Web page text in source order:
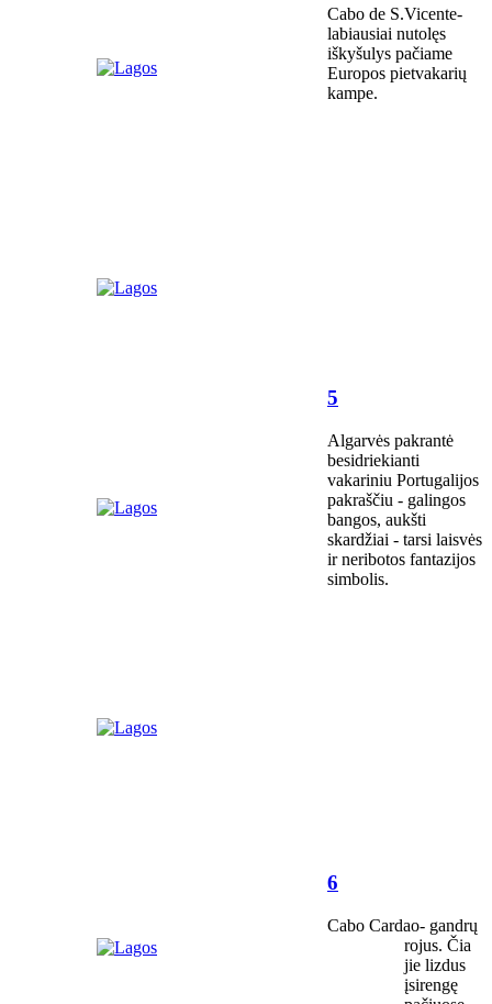
Cabo de S.Vicente-
labiausiai nutolęs
iškyšulys pačiame
Europos pietvakarių
kampe.
5
Algarvės pakrantė
besidriekianti
vakariniu Portugalijos
pakraščiu - galingos
bangos, aukšti
skardžiai - tarsi laisvės
ir neribotos fantazijos
simbolis.
6
Cabo Cardao- gandrų
rojus. Čia
jie lizdus
įsirengę